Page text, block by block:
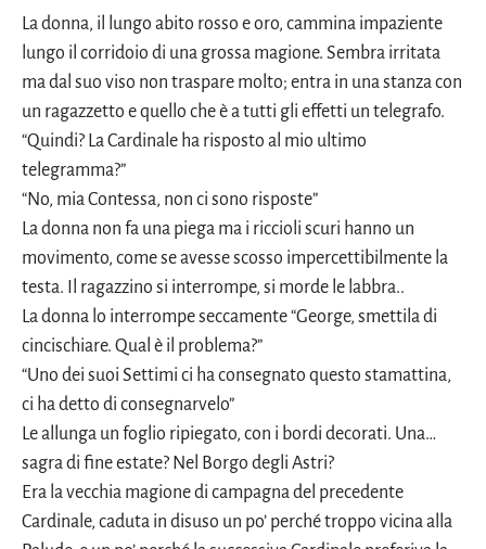
La donna, il lungo abito rosso e oro, cammina impaziente
lungo il corridoio di una grossa magione. Sembra irritata
ma dal suo viso non traspare molto; entra in una stanza con
un ragazzetto e quello che è a tutti gli effetti un telegrafo.
“Quindi? La Cardinale ha risposto al mio ultimo
telegramma?”
“No, mia Contessa, non ci sono risposte”
La donna non fa una piega ma i riccioli scuri hanno un
movimento, come se avesse scosso impercettibilmente la
testa. Il ragazzino si interrompe, si morde le labbra..
La donna lo interrompe seccamente “George, smettila di
cincischiare. Qual è il problema?”
“Uno dei suoi Settimi ci ha consegnato questo stamattina,
ci ha detto di consegnarvelo”
Le allunga un foglio ripiegato, con i bordi decorati. Una…
sagra di fine estate? Nel Borgo degli Astri?
Era la vecchia magione di campagna del precedente
Cardinale, caduta in disuso un po’ perché troppo vicina alla